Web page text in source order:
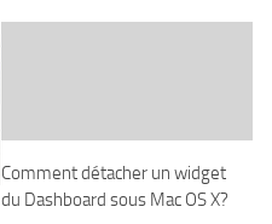
Comment détacher un widget
du Dashboard sous Mac OS X?